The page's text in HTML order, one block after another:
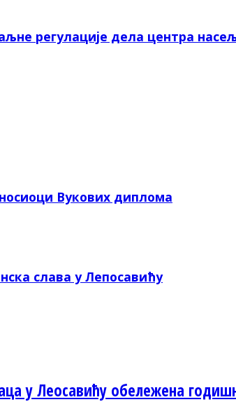
регулације дела центра
Вукових диплома
слава у Лепосавићу
у Леосавићу обележена